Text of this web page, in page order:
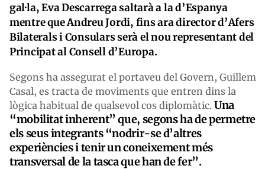
gal·la, Eva Descarrega saltarà a la d’Espanya
mentre que Andreu Jordi, fins ara director d’Afers
Bilaterals i Consulars serà el nou representant del
Principat al Consell d’Europa.
Segons ha assegurat el portaveu del Govern, Guillem
Casal, es tracta de moviments que entren dins la
lògica habitual de qualsevol cos diplomàtic. Una
“mobilitat inherent” que, segons ha de permetre
els seus integrants “nodrir-se d’altres
experiències i tenir un coneixement més
transversal de la tasca que han de fer”.